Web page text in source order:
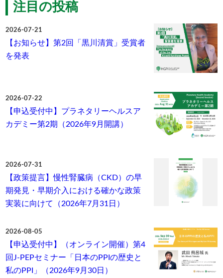
注目の投稿
2026-07-21
【お知らせ】第2回「黒川清賞」受賞者
を発表
2026-07-22
【申込受付中】プラネタリーヘルスア
カデミー第2期（2026年9月開講）
2026-07-31
【政策提言】慢性腎臓病（CKD）の早
期発見・早期介入における確かな政策
実装に向けて（2026年7月31日）
2026-08-05
【申込受付中】（オンライン開催）第4
回J-PEPセミナー「日本のPPIの歴史と
私のPPI」（2026年9月30日）